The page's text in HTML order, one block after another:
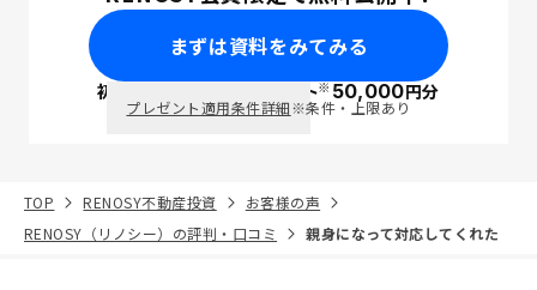
まずは資料をみてみる
初回面談で ポイント※50,000円分
プレゼント適用条件詳細※条件・上限あり
TOP RENOSY不動産投資
お客様の声
RENOSY（リノシー）の評判・口コミ
親身になって対応してくれた